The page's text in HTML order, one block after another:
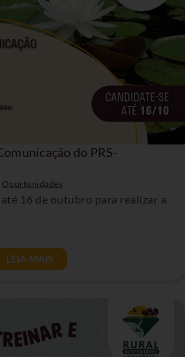
do PRS-
Oportunidades
16 de outubro para realizar a
LEIA MAIS